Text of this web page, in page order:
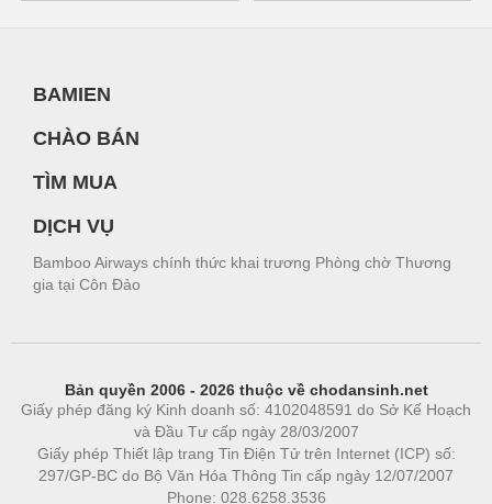
BAMIEN
CHÀO BÁN
TÌM MUA
DỊCH VỤ
Bamboo Airways chính thức khai trương Phòng chờ Thương
gia tại Côn Đảo
Bản quyền 2006 - 2026 thuộc về chodansinh.net
Giấy phép đăng ký Kinh doanh số: 4102048591 do Sở Kế Hoạch
và Đầu Tư cấp ngày 28/03/2007
Giấy phép Thiết lập trang Tin Điện Tử trên Internet (ICP) số:
297/GP-BC do Bộ Văn Hóa Thông Tin cấp ngày 12/07/2007
Phone: 028.6258.3536